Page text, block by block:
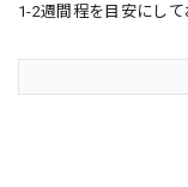
1-2週間程を目安にし